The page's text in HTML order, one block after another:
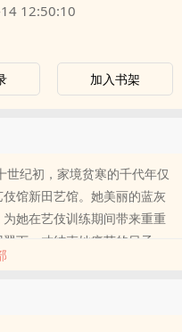
12:50:10
加入书架
世纪初，家境贫寒的千代年仅
馆新田艺馆。她美丽的蓝灰
她在艺伎训练期间带来重重
下，才结束她痛苦的日子。
伎界站稳脚跟。豆叶为小百
百合的心里总还有个角落，